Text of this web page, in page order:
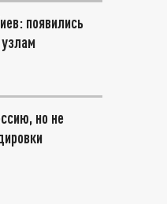
появились
но не